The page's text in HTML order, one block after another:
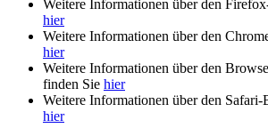
Weitere Informationen über den
hier
Weitere Informationen über den
hier
Weitere Informationen über den
finden Sie hier
Weitere Informationen über den
hier